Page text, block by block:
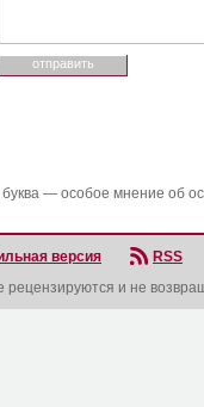
— особое мнение об
версия
RSS
рецензируются и не